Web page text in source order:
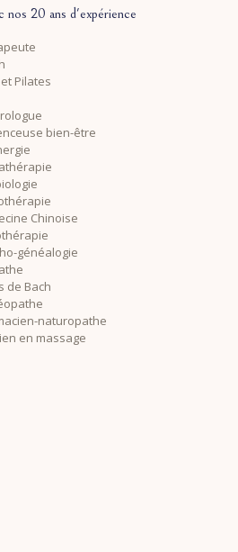
nos 20 ans d'expérience
Pilates
bien-être
Chinoise
généalogie
de Bach
naturopathe
en massage